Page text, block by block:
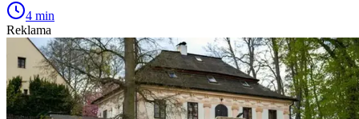
4 min
Reklama